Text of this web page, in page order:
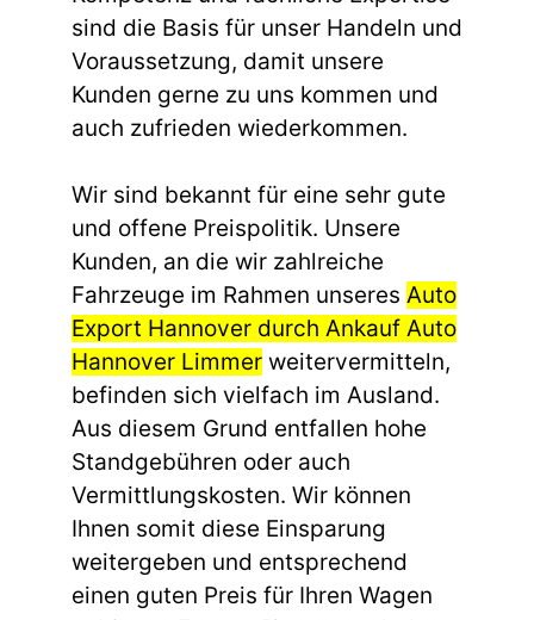
sind die Basis für unser Handeln und
Voraussetzung, damit unsere
Kunden gerne zu uns kommen und
auch zufrieden wiederkommen.
Wir sind bekannt für eine sehr gute
und offene Preispolitik. Unsere
Kunden, an die wir zahlreiche
Fahrzeuge im Rahmen unseres Auto
Export Hannover durch Ankauf Auto
Hannover Limmer weitervermitteln,
befinden sich vielfach im Ausland.
Aus diesem Grund entfallen hohe
Standgebühren oder auch
Vermittlungskosten. Wir können
Ihnen somit diese Einsparung
weitergeben und entsprechend
einen guten Preis für Ihren Wagen